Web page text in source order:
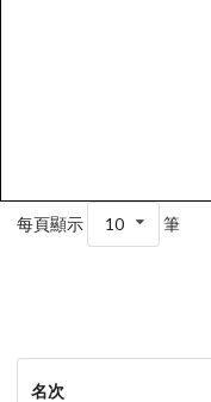
每頁顯示 10 筆
名次